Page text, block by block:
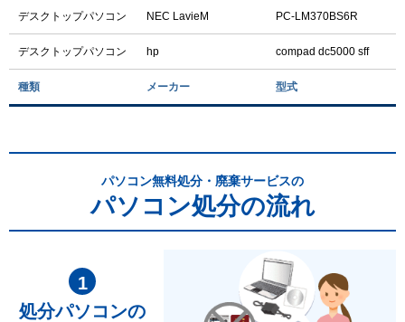
デスクトップパソコン NEC LavieM PC-LM370BS6R
デスクトップパソコン hp compad dc5000 sff
種類 メーカー 型式
パソコン無料処分・廃棄サービスの
パソコン処分の流れ
処分パソコンの